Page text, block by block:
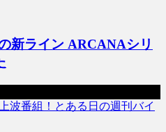
新ライン ARCANAシリ